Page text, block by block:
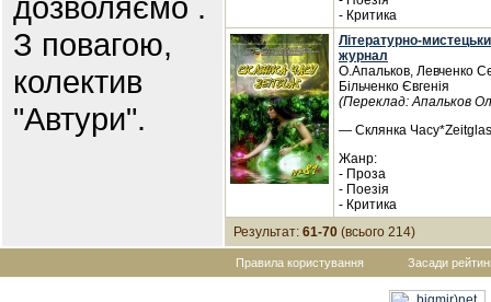
З повагою,
колектив
"Автури".
- Критика
Літературно-
журнал
О.Апальков, Левченко
Більченко Євгенія
(Переклад: Апальков
— Склянка
Жанр:
- Проза
- Поезія
- Критика
Результат: 61-70 (всього 214)
Правила користування Засади